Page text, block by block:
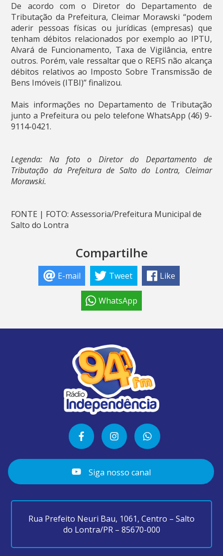
De acordo com o Diretor do Departamento de
Tributação da Prefeitura, Cleimar Morawski “podem
aderir pessoas físicas ou jurídicas (empresas) que
tenham débitos relacionados por exemplo ao IPTU,
Alvará de Funcionamento, Taxa de Vigilância, entre
outros. Porém, vale ressaltar que o REFIS não alcança
débitos relativos ao Imposto Sobre Transmissão de
Bens Imóveis (ITBI)” finalizou.
Mais informações no Departamento de Tributação
junto a Prefeitura ou pelo telefone WhatsApp (46) 9-
9114-0421.
Legenda: Na foto o Diretor do Departamento de
Tributação da Prefeitura de Salto do Lontra, Cleimar
Morawski.
FONTE | FOTO: Assessoria/Prefeitura Municipal de
Salto do Lontra
Compartilhe
E-mail Tweet Like
WhatsApp
Siga nosso canal
Rua Prefeito Neuri Bau, 1061, Centro – Salto
do Lontra/PR – 85670-000